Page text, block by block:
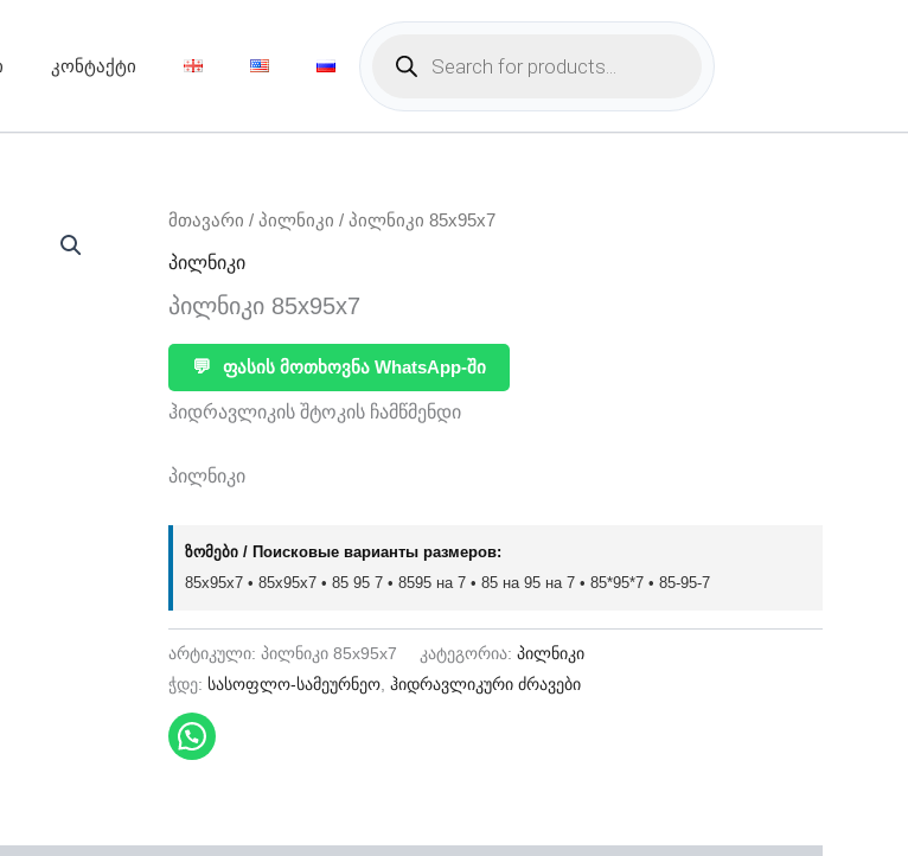
კონტაქტი
Products
search
მთავარი / პილნიკი / პილნიკი 85x95x7
პილნიკი
პილნიკი 85x95x7
💬 ფასის მოთხოვნა WhatsApp-ში
ჰიდრავლიკის შტოკის ჩამწმენდი
პილნიკი
ზომები / Поисковые варианты размеров:
85x95x7 • 85х95х7 • 85 95 7 • 8595 на 7 • 85 на 95 на 7 • 85*95*7 • 85-95-7
არტიკული: პილნიკი 85x95x7 კატეგორია: პილნიკი
ჭდე: სასოფლო-სამეურნეო ჰიდრავლიკური ძრავები